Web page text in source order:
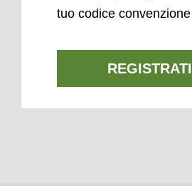
tuo codice convenzione
REGISTRATI